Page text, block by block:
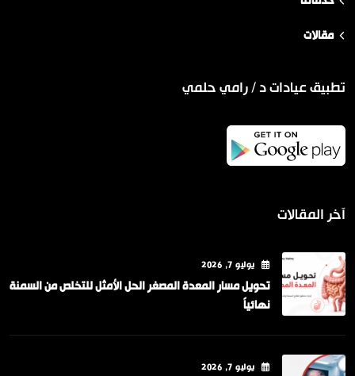
مقالات
تطبيق عيادات د / رامي حلمي
آخر المقالات
يوليو 7
, 2026
تحويل مسار المعدة المصغر الحل الأمثل للتخلص من السمنة
نهائياً
يوليو 7
, 2026